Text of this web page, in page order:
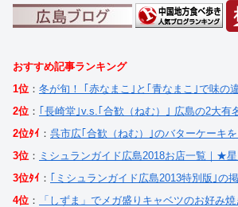
おすすめ記事ランキング
1位 ： 冬が旬！ ｢赤なまこ｣と｢青なまこ｣で味の
2位 ： ｢長崎堂｣v.s.｢合歓（ねむ）｣ 広島の2大有
2位ﾀｲ ： 呉市広｢合歓（ねむ）｣のバターケーキを
3位 ： ミシュランガイド広島2018お店一覧｜★
3位ﾀｲ ： ｢ミシュランガイド広島2013特別版｣の
4位 ：
「しずま」でメガ盛りキャベツのお好み焼